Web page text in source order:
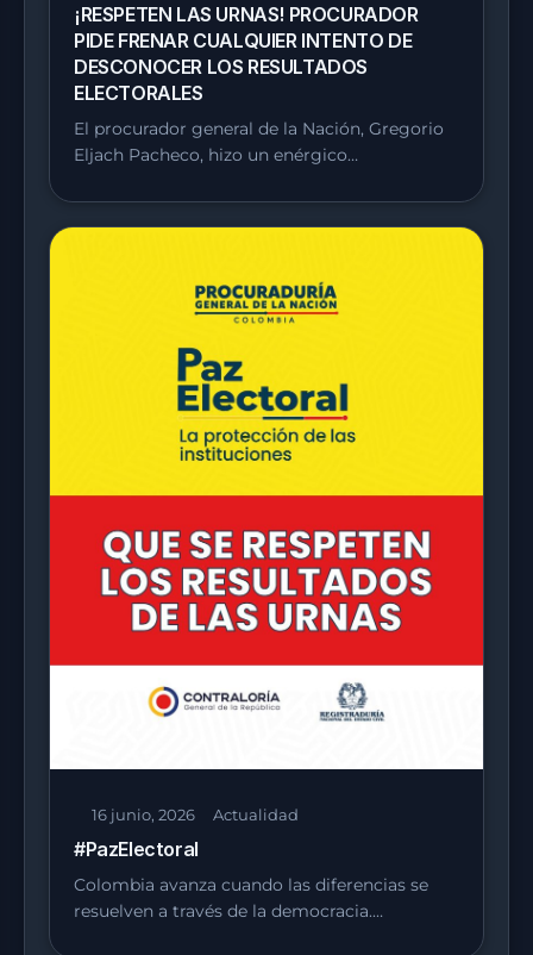
¡RESPETEN LAS URNAS! PROCURADOR
PIDE FRENAR CUALQUIER INTENTO DE
DESCONOCER LOS RESULTADOS
ELECTORALES
El procurador general de la Nación, Gregorio
Eljach Pacheco, hizo un enérgico…
16 junio, 2026 Actualidad
#PazElectoral
Colombia avanza cuando las diferencias se
resuelven a través de la democracia.…